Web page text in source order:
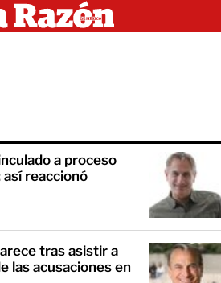
a proceso
así reaccionó
tras asistir a
las acusaciones en